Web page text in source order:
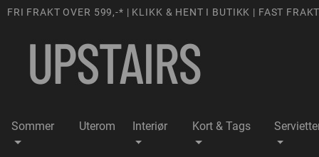
FRI FRAKT OVER 599,-* | KLIKK & HENT I BUTIKK | FAST
Sommer Uterom Interiør Kort & Tags